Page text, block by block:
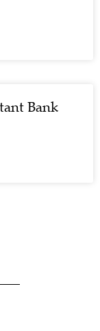
Bank